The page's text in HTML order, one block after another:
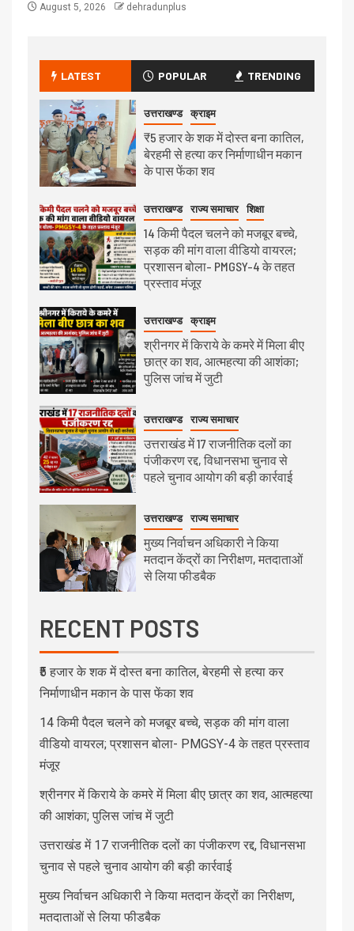
August 5, 2026 dehradunplus
LATEST POPULAR TRENDING
उत्तराखण्ड क्राइम
₹5 हजार के शक में दोस्त बना कातिल,
बेरहमी से हत्या कर निर्माणाधीन मकान
के पास फेंका शव
उत्तराखण्ड राज्य समाचार शिक्षा
14 किमी पैदल चलने को मजबूर बच्चे,
सड़क की मांग वाला वीडियो वायरल;
प्रशासन बोला- PMGSY-4 के तहत
प्रस्ताव मंजूर
उत्तराखण्ड क्राइम
श्रीनगर में किराये के कमरे में मिला बीए
छात्र का शव, आत्महत्या की आशंका;
पुलिस जांच में जुटी
उत्तराखण्ड राज्य समाचार
उत्तराखंड में 17 राजनीतिक दलों का
पंजीकरण रद्द, विधानसभा चुनाव से
पहले चुनाव आयोग की बड़ी कार्रवाई
उत्तराखण्ड राज्य समाचार
मुख्य निर्वाचन अधिकारी ने किया
मतदान केंद्रों का निरीक्षण, मतदाताओं
से लिया फीडबैक
RECENT POSTS
₹5 हजार के शक में दोस्त बना कातिल, बेरहमी से हत्या कर
निर्माणाधीन मकान के पास फेंका शव
14 किमी पैदल चलने को मजबूर बच्चे, सड़क की मांग वाला
वीडियो वायरल; प्रशासन बोला- PMGSY-4 के तहत प्रस्ताव
मंजूर
श्रीनगर में किराये के कमरे में मिला बीए छात्र का शव, आत्महत्या
की आशंका; पुलिस जांच में जुटी
उत्तराखंड में 17 राजनीतिक दलों का पंजीकरण रद्द, विधानसभा
चुनाव से पहले चुनाव आयोग की बड़ी कार्रवाई
मुख्य निर्वाचन अधिकारी ने किया मतदान केंद्रों का निरीक्षण,
मतदाताओं से लिया फीडबैक